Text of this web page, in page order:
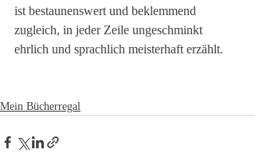
ist bestaunenswert und beklemmend
zugleich, in jeder Zeile ungeschminkt
ehrlich und sprachlich meisterhaft erzählt.
Mein Bücherregal